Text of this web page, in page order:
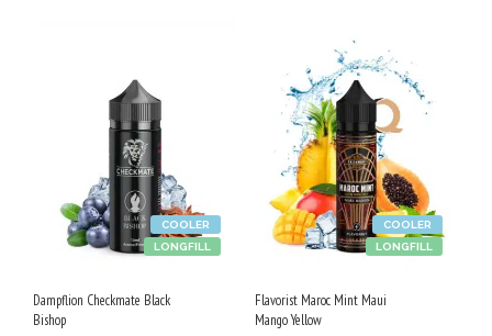
LONGFILL
COOLER
Dampflion Checkmate Black
Bishop
LONGFILL
COOLER
Flavorist Maroc Mint Maui
Mango Yellow